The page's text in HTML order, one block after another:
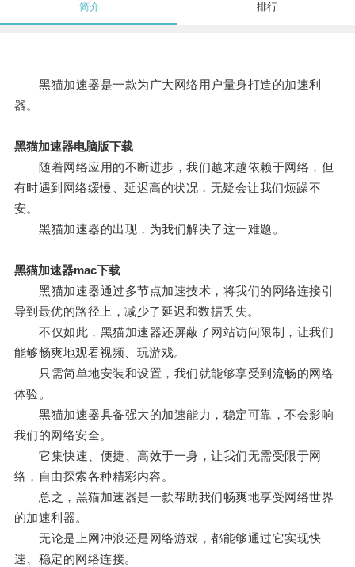
简介 排行
黑猫加速器是一款为广大网络用户量身打造的加速利
器。
黑猫加速器电脑版下载
随着网络应用的不断进步，我们越来越依赖于网络，但
有时遇到网络缓慢、延迟高的状况，无疑会让我们烦躁不
安。
黑猫加速器的出现，为我们解决了这一难题。
黑猫加速器mac下载
黑猫加速器通过多节点加速技术，将我们的网络连接引
导到最优的路径上，减少了延迟和数据丢失。
不仅如此，黑猫加速器还屏蔽了网站访问限制，让我们
能够畅爽地观看视频、玩游戏。
只需简单地安装和设置，我们就能够享受到流畅的网络
体验。
黑猫加速器具备强大的加速能力，稳定可靠，不会影响
我们的网络安全。
它集快速、便捷、高效于一身，让我们无需受限于网
络，自由探索各种精彩内容。
总之，黑猫加速器是一款帮助我们畅爽地享受网络世界
的加速利器。
无论是上网冲浪还是网络游戏，都能够通过它实现快
速、稳定的网络连接。